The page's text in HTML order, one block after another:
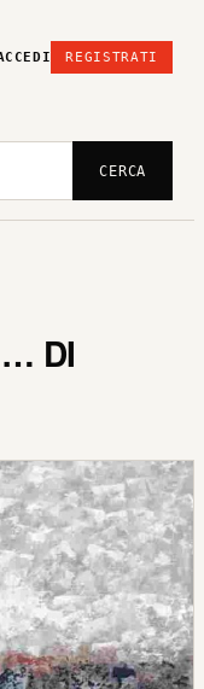
REGISTRATI
CERCA
… DI